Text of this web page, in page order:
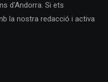
d'Andorra. Si ets
la nostra redacció i activa